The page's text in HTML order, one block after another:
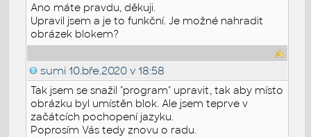
Ano máte pravdu, děkuji.
Upravil jsem a je to funkční. Je možné nahradit
obrázek blokem?
sumi 10.bře.2020 v 18:58
Tak jsem se snažil "program" upravit, tak aby místo
obrázku byl umístěn blok. Ale jsem teprve v
začátcích pochopení jazyku.
Poprosím Vás tedy znovu o radu.